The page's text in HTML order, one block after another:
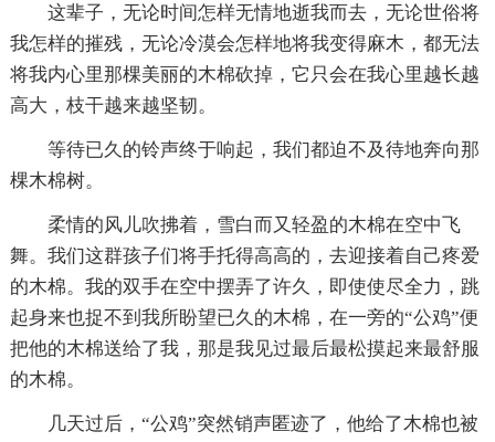
这辈子，无论时间怎样无情地逝我而去，无论世俗将
我怎样的摧残，无论冷漠会怎样地将我变得麻木，都无法
将我内心里那棵美丽的木棉砍掉，它只会在我心里越长越
高大，枝干越来越坚韧。
等待已久的铃声终于响起，我们都迫不及待地奔向那
棵木棉树。
柔情的风儿吹拂着，雪白而又轻盈的木棉在空中飞
舞。我们这群孩子们将手托得高高的，去迎接着自己疼爱
的木棉。我的双手在空中摆弄了许久，即使使尽全力，跳
起身来也捉不到我所盼望已久的木棉，在一旁的“公鸡”便
把他的木棉送给了我，那是我见过最后最松摸起来最舒服
的木棉。
几天过后，“公鸡”突然销声匿迹了，他给了木棉也被